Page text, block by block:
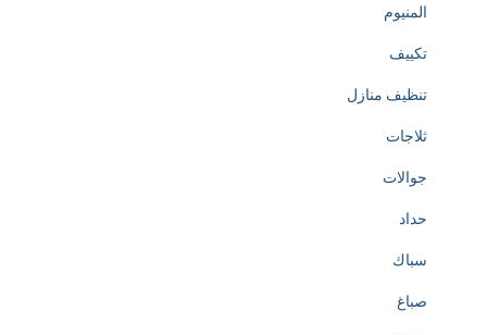
المنيوم
تكييف
تنظيف منازل
ثلاجات
جوالات
حداد
سباك
صباغ